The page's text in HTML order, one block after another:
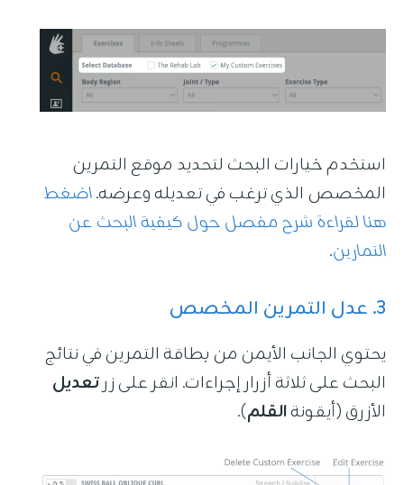
استخدم خيارات البحث لتحديد موقع التمرين
المخصص الذي ترغب في تعديله وعرضه.اضغط
هنا لقراءة شرح مفصل حول كيفية البحث عن
التمارين.
3. عدل التمرين المخصص
يحتوي الجانب الأيمن من بطاقة التمرين في نتائج
البحث على ثلاثة أزرار إجراءات. انقر على زرتعديل
الأزرق (أيقونةالقلم).